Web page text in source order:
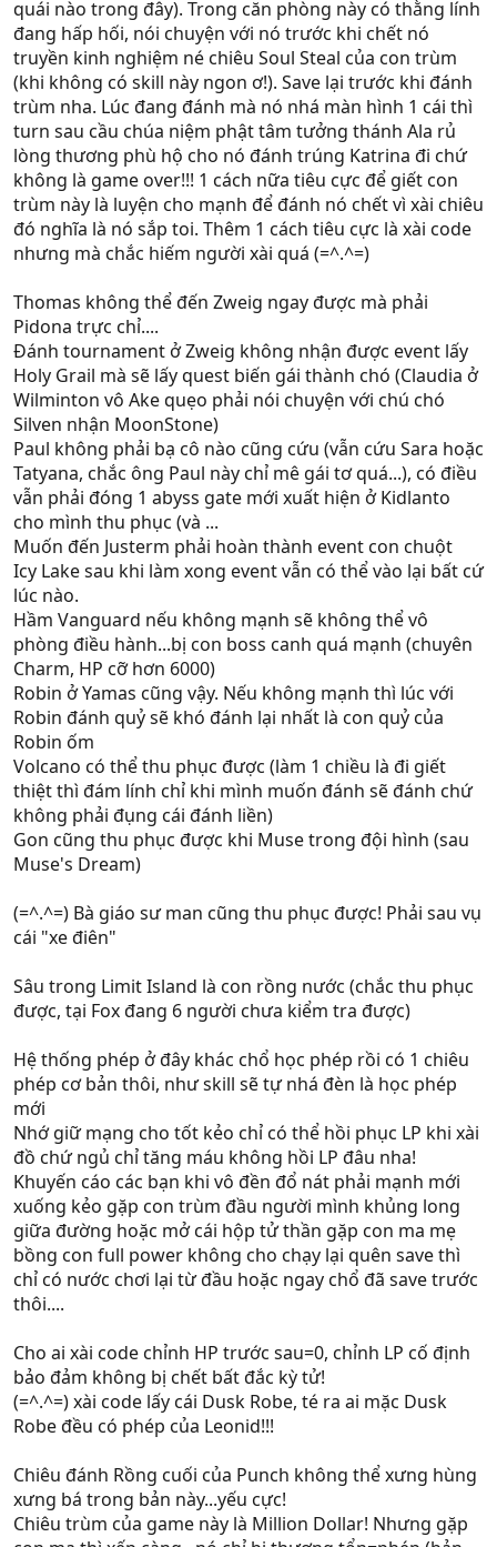
quái nào trong đây). Trong căn phòng này có thằng lính
đang hấp hối, nói chuyện với nó trước khi chết nó
truyền kinh nghiệm né chiêu Soul Steal của con trùm
(khi không có skill này ngon ơ!). Save lại trước khi đánh
trùm nha. Lúc đang đánh mà nó nhá màn hình 1 cái thì
turn sau cầu chúa niệm phật tâm tưởng thánh Ala rủ
lòng thương phù hộ cho nó đánh trúng Katrina đi chứ
không là game over!!! 1 cách nữa tiêu cực để giết con
trùm này là luyện cho mạnh để đánh nó chết vì xài chiêu
đó nghĩa là nó sắp toi. Thêm 1 cách tiêu cực là xài code
nhưng mà chắc hiếm người xài quá (=^.^=)
Thomas không thể đến Zweig ngay được mà phải
Pidona trực chỉ....
Đánh tournament ở Zweig không nhận được event lấy
Holy Grail mà sẽ lấy quest biến gái thành chó (Claudia ở
Wilminton vô Ake quẹo phải nói chuyện với chú chó
Silven nhận MoonStone)
Paul không phải bạ cô nào cũng cứu (vẫn cứu Sara hoặc
Tatyana, chắc ông Paul này chỉ mê gái tơ quá...), có điều
vẫn phải đóng 1 abyss gate mới xuất hiện ở Kidlanto
cho mình thu phục (và ...
Muốn đến Justerm phải hoàn thành event con chuột
Icy Lake sau khi làm xong event vẫn có thể vào lại bất cứ
lúc nào.
Hầm Vanguard nếu không mạnh sẽ không thể vô
phòng điều hành...bị con boss canh quá mạnh (chuyên
Charm, HP cỡ hơn 6000)
Robin ở Yamas cũng vậy. Nếu không mạnh thì lúc với
Robin đánh quỷ sẽ khó đánh lại nhất là con quỷ của
Robin ốm
Volcano có thể thu phục được (làm 1 chiều là đi giết
thiệt thì đám lính chỉ khi mình muốn đánh sẽ đánh chứ
không phải đụng cái đánh liền)
Gon cũng thu phục được khi Muse trong đội hình (sau
Muse's Dream)
(=^.^=) Bà giáo sư man cũng thu phục được! Phải sau vụ
cái "xe điên"
Sâu trong Limit Island là con rồng nước (chắc thu phục
được, tại Fox đang 6 người chưa kiểm tra được)
Hệ thống phép ở đây khác chổ học phép rồi có 1 chiêu
phép cơ bản thôi, như skill sẽ tự nhá đèn là học phép
mới
Nhớ giữ mạng cho tốt kẻo chỉ có thể hồi phục LP khi xài
đồ chứ ngủ chỉ tăng máu không hồi LP đâu nha!
Khuyến cáo các bạn khi vô đền đổ nát phải mạnh mới
xuống kẻo gặp con trùm đầu người mình khủng long
giữa đường hoặc mở cái hộp tử thần gặp con ma mẹ
bồng con full power không cho chạy lại quên save thì
chỉ có nước chơi lại từ đầu hoặc ngay chổ đã save trước
thôi....
Cho ai xài code chỉnh HP trước sau=0, chỉnh LP cố định
bảo đảm không bị chết bất đắc kỳ tử!
(=^.^=) xài code lấy cái Dusk Robe, té ra ai mặc Dusk
Robe đều có phép của Leonid!!!
Chiêu đánh Rồng cuối của Punch không thể xưng hùng
xưng bá trong bản này...yếu cực!
Chiêu trùm của game này là Million Dollar! Nhưng gặp